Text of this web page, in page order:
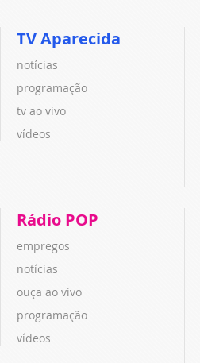
TV Aparecida
notícias
programação
tv ao vivo
vídeos
Rádio POP
empregos
notícias
ouça ao vivo
programação
vídeos